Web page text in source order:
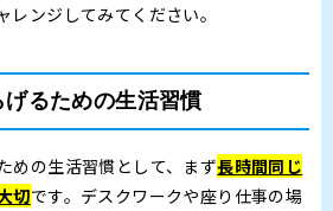
レンジしてみてください。
るための生活習慣
めの生活習慣として、まず長時間同じ
切です。デスクワークや座り仕事の場